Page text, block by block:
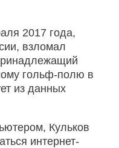
2017 года,
взломал
гольф-полю в
из данных
Кульков
интернет-